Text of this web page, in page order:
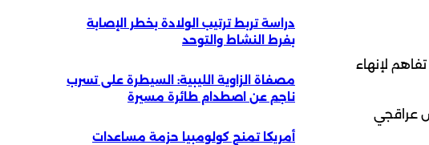
لإنهاء
عراقجي
دراسة تربط ترتيب الولادة بخطر الإصابة
بفرط النشاط والتوحد
مصفاة الزاوية الليبية: السيطرة على تسرب
ناجم عن اصطدام طائرة مسيرة
أمريكا تمنح كولومبيا حزمة مساعدات